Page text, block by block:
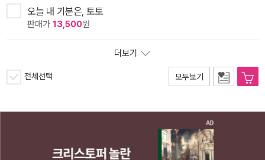
오늘 내 기분은, 토토
판매가 13,500원
더보기
전체선택 모두보기